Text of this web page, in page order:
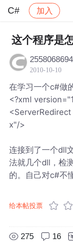
C# 加入
社区 C#
这个程序是
2558068694
2010-10-10
在学习一个c#做
<?xml
x"/>
连接到了一个dll
法就几个dll，检
的。自己对c#不
给本帖投票
275 16